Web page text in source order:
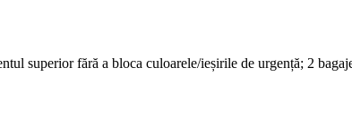
superior fără a bloca culoarele/ieșirile de urgență; 2